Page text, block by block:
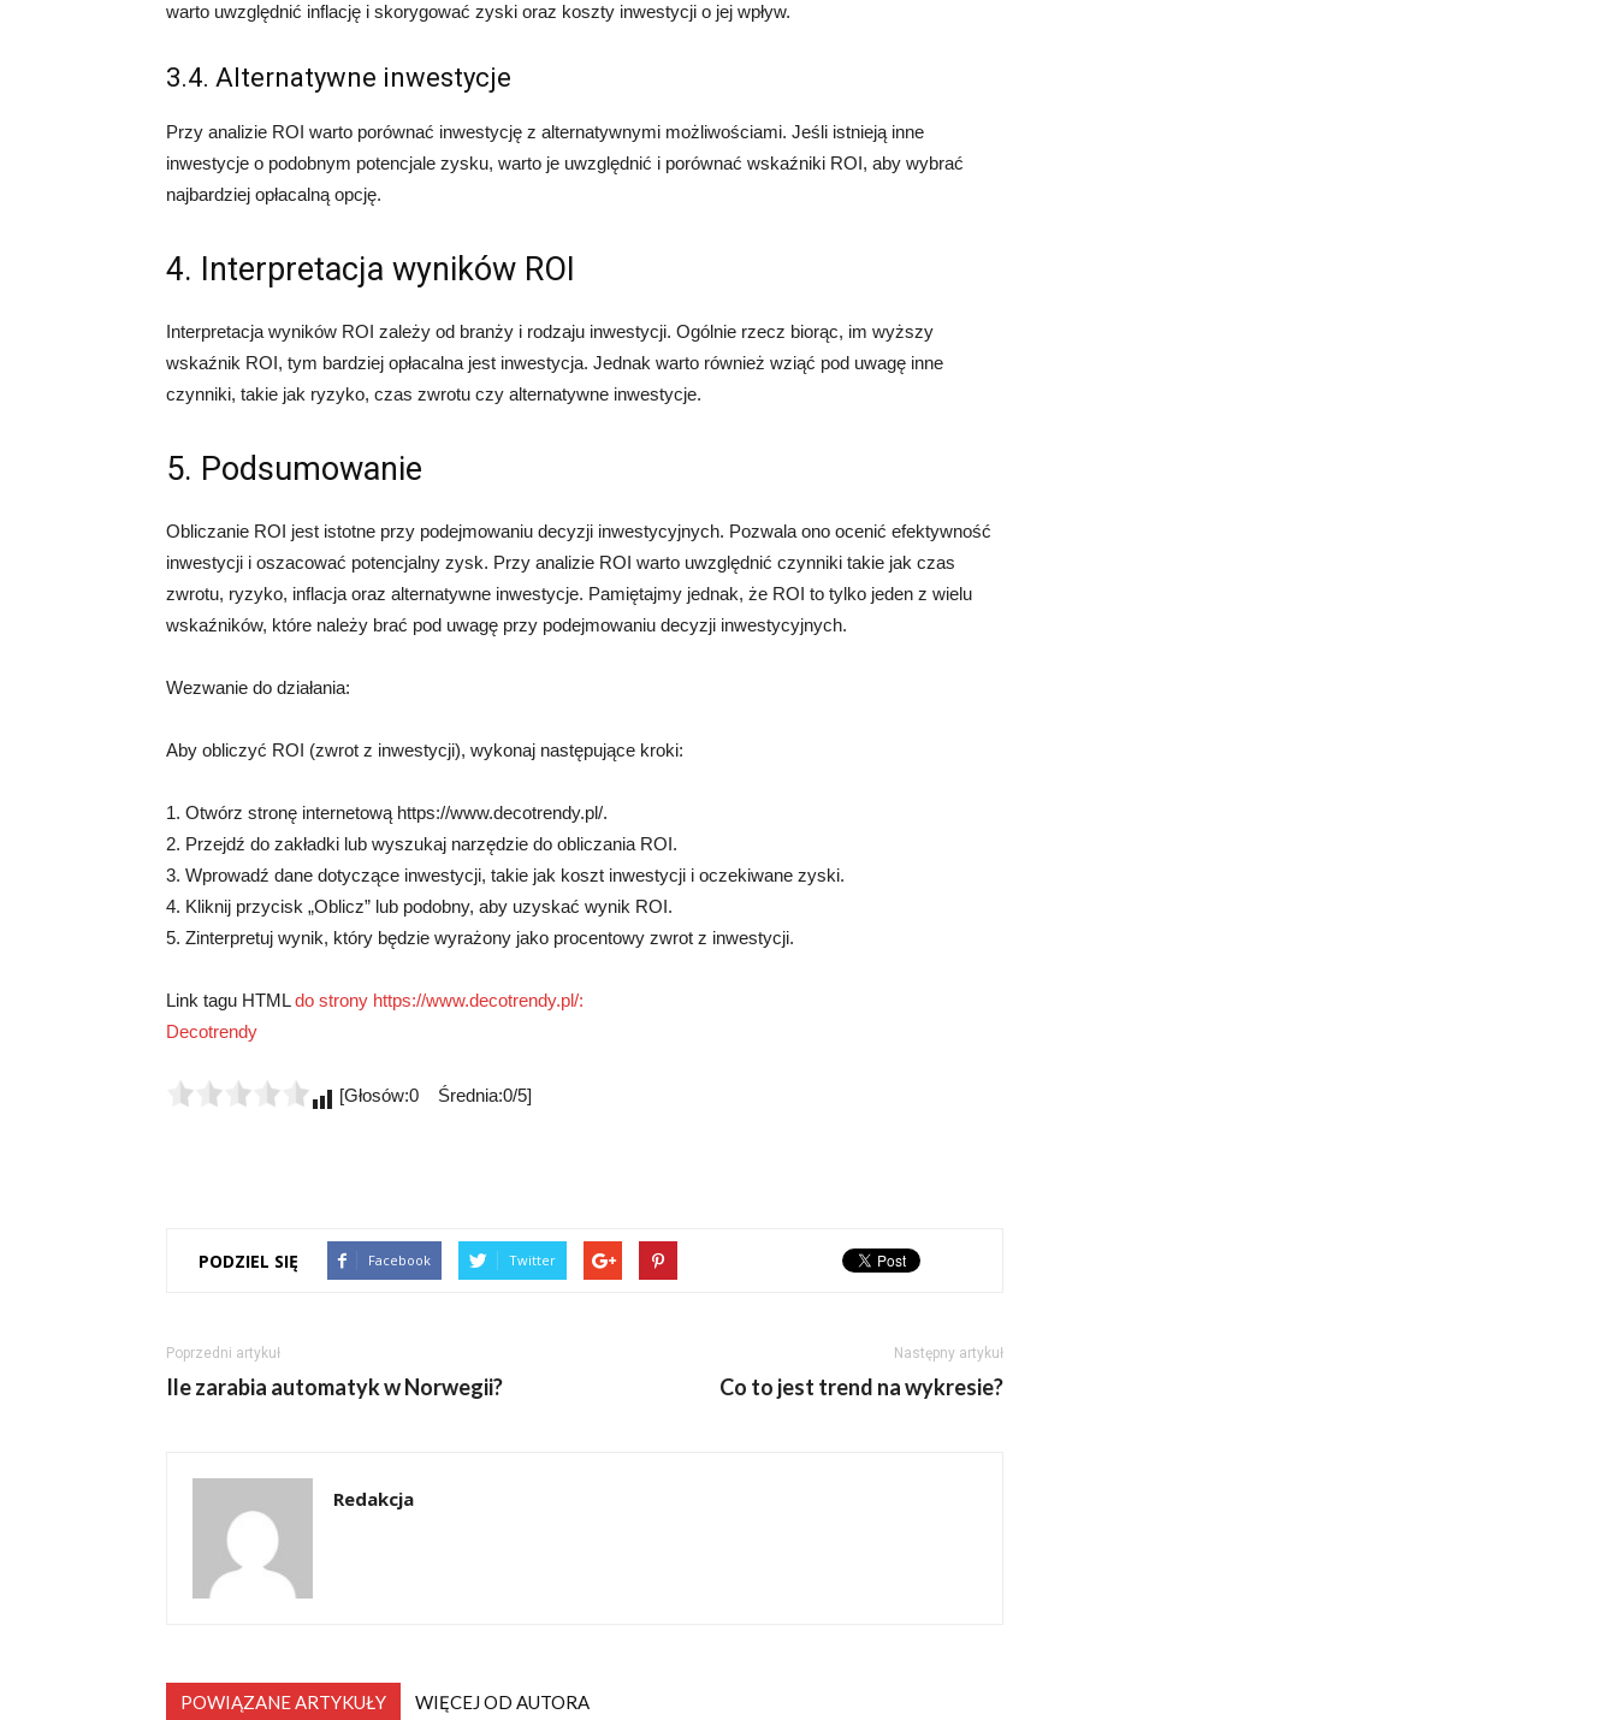
warto uwzględnić inflację i skorygować zyski oraz koszty inwestycji o jej wpływ.
3.4. Alternatywne inwestycje
Przy analizie ROI warto porównać inwestycję z alternatywnymi możliwościami. Jeśli istnieją inne
inwestycje o podobnym potencjale zysku, warto je uwzględnić i porównać wskaźniki ROI, aby wybrać
najbardziej opłacalną opcję.
4. Interpretacja wyników ROI
Interpretacja wyników ROI zależy od branży i rodzaju inwestycji. Ogólnie rzecz biorąc, im wyższy
wskaźnik ROI, tym bardziej opłacalna jest inwestycja. Jednak warto również wziąć pod uwagę inne
czynniki, takie jak ryzyko, czas zwrotu czy alternatywne inwestycje.
5. Podsumowanie
Obliczanie ROI jest istotne przy podejmowaniu decyzji inwestycyjnych. Pozwala ono ocenić efektywność
inwestycji i oszacować potencjalny zysk. Przy analizie ROI warto uwzględnić czynniki takie jak czas
zwrotu, ryzyko, inflacja oraz alternatywne inwestycje. Pamiętajmy jednak, że ROI to tylko jeden z wielu
wskaźników, które należy brać pod uwagę przy podejmowaniu decyzji inwestycyjnych.
Wezwanie do działania:
Aby obliczyć ROI (zwrot z inwestycji), wykonaj następujące kroki:
1. Otwórz stronę internetową https://www.decotrendy.pl/.
2. Przejdź do zakładki lub wyszukaj narzędzie do obliczania ROI.
3. Wprowadź dane dotyczące inwestycji, takie jak koszt inwestycji i oczekiwane zyski.
4. Kliknij przycisk „Oblicz” lub podobny, aby uzyskać wynik ROI.
5. Zinterpretuj wynik, który będzie wyrażony jako procentowy zwrot z inwestycji.
Link tagu HTMLdo strony https://www.decotrendy.pl/:
Decotrendy
[Głosów:0 Średnia:0/5]
PODZIEL SIĘ Facebook Twitter
Poprzedni artykuł
Ile zarabia automatyk w Norwegii?
Następny artykuł
Co to jest trend na wykresie?
Redakcja
POWIĄZANE ARTYKUŁY WIĘCEJ OD AUTORA